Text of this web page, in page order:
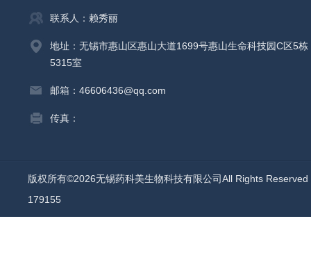
联系人：赖秀丽
地址：无锡市惠山区惠山大道1699号惠山生命科技园C区5栋
5315室
邮箱：46606436@qq.com
传真：
版权所有©2026无锡药科美生物科技有限公司All Rights
179155